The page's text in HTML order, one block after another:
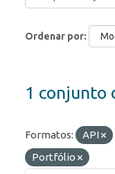
Ordenar por
1 conjunto
Formatos: API
Portfólio